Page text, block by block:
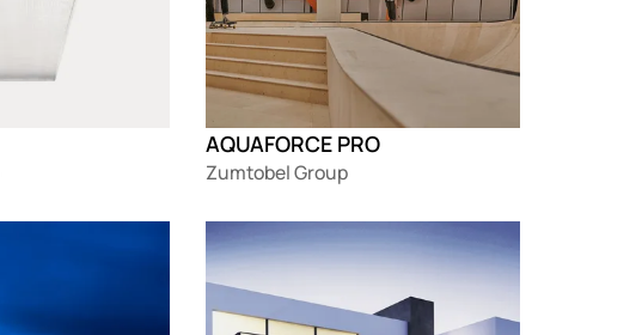
AQUAFORCE PRO
Zumtobel Group
Loading